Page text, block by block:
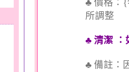
♣ 價格：{
所調整
♣ 清潔 ：
♣ 備註：